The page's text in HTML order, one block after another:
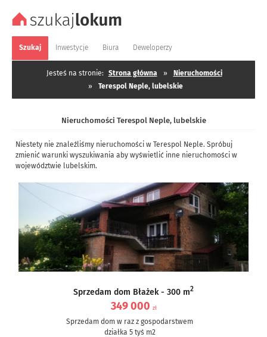
Szukaj Inwestycje Biura Deweloperzy
Jesteś na stronie: Strona główna »
Nieruchomości
»
Terespol Neple, lubelskie
Nieruchomości Terespol Neple, lubelskie
Niestety nie znaleźliśmy nieruchomości w Terespol Neple. Spróbuj
zmienić warunki wyszukiwania aby wyświetlić inne nieruchomości w
województwie lubelskim.
Sprzedam dom Błażek - 300 m2
349 000 zł
Sprzedam dom w raz z gospodarstwem
działka 5 tyś m2